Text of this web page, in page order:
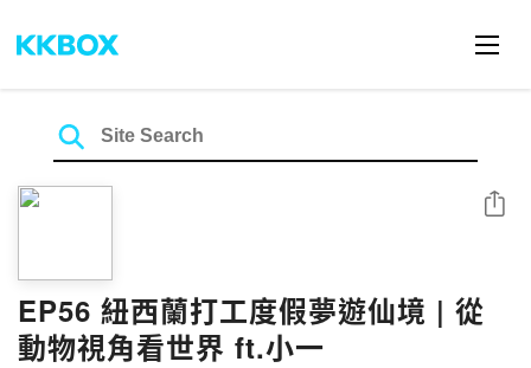
EP56 紐西蘭打工度假夢遊仙境 | 從
動物視角看世界 ft.小一
Share